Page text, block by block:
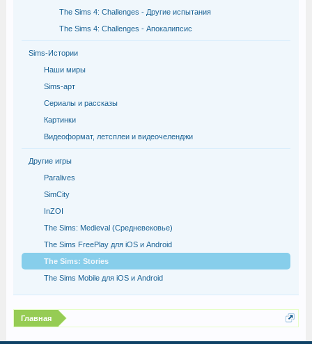
The Sims 4: Challenges - Другие испытания
The Sims 4: Challenges - Апокалипсис
Sims-Истории
Наши миры
Sims-арт
Сериалы и рассказы
Картинки
Видеоформат, летсплеи и видеочеленджи
Другие игры
Paralives
SimCity
InZOI
The Sims: Medieval (Средневековье)
The Sims FreePlay для iOS и Android
The Sims: Stories
The Sims Mobile для iOS и Android
Главная